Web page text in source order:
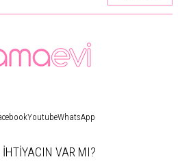
YoutubeWhatsApp
VAR MI?